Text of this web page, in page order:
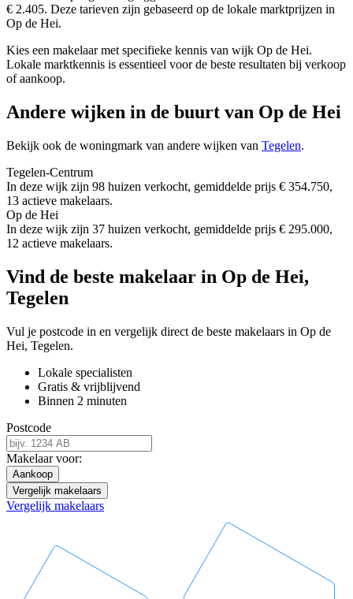
€ 2.405. Deze tarieven zijn gebaseerd op de lokale marktprijzen in
Op de Hei.
Kies een makelaar met specifieke kennis van wijk Op de Hei.
Lokale marktkennis is essentieel voor de beste resultaten bij verkoop
of aankoop.
Andere wijken in de buurt van Op de Hei
Bekijk ook de woningmark van andere wijken van Tegelen.
Tegelen-Centrum
In deze wijk zijn 98 huizen verkocht, gemiddelde prijs € 354.750,
13 actieve makelaars.
Op de Hei
In deze wijk zijn 37 huizen verkocht, gemiddelde prijs € 295.000,
12 actieve makelaars.
Vind de beste makelaar in Op de Hei,
Tegelen
Vul je postcode in en vergelijk direct de beste makelaars in Op de
Hei, Tegelen.
Lokale specialisten
Gratis & vrijblijvend
Binnen 2 minuten
Postcode
Makelaar voor:
Aankoop
Vergelijk makelaars
Vergelijk makelaars